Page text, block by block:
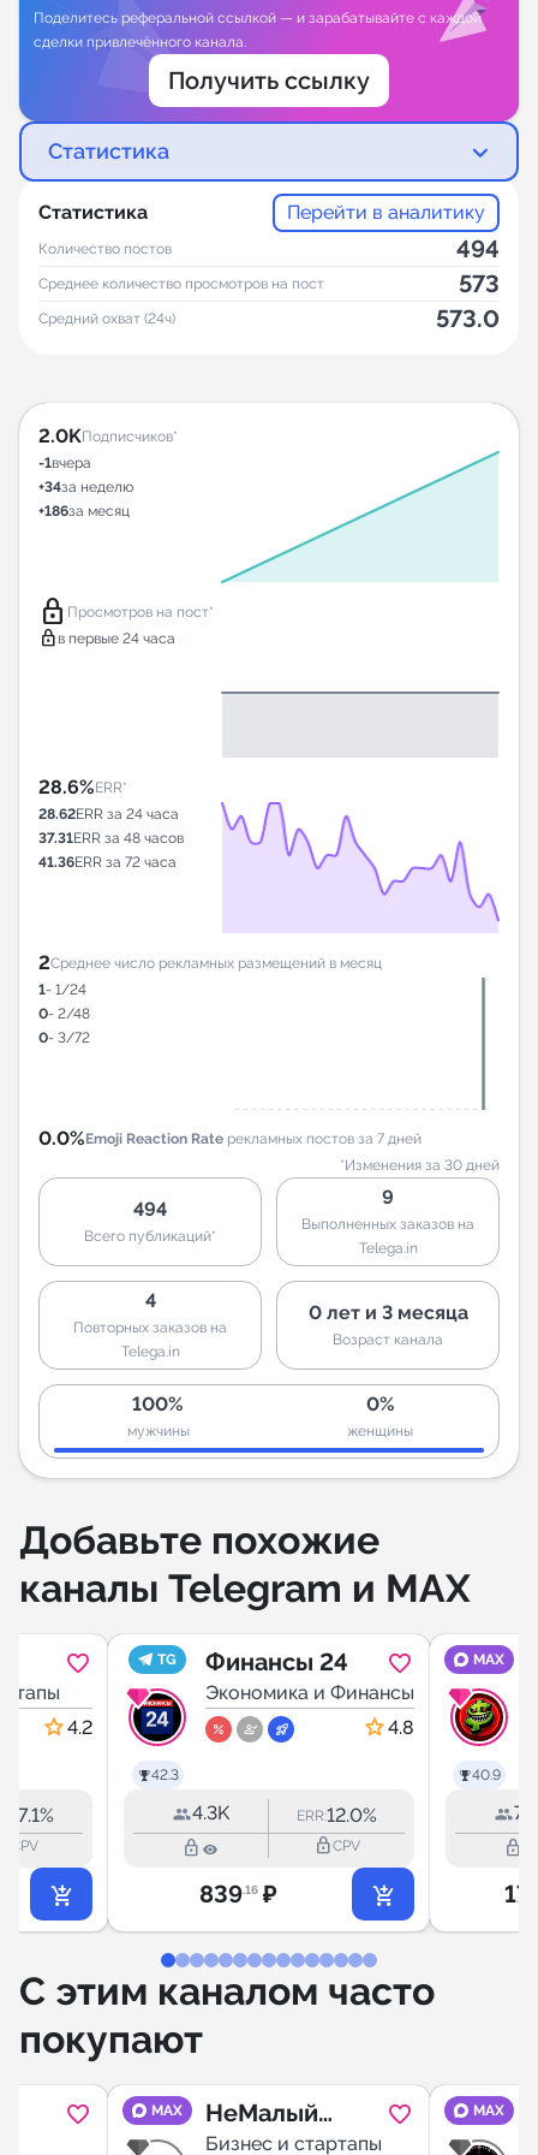
Поделитесь реферальной ссылкой — и зарабатывайте с каждой
сделки привлечённого канала.
Получить ссылку
Статистика
Статистика Перейти в аналитику
Количество постов 494
Среднее количество просмотров на пост 573
Средний охват (24ч) 573.0
2.0KПодписчиков*
-1вчера
+34за неделю
+186за месяц
lock Просмотров на пост*
lock в первые 24 часа
28.6%ERR*
28.62ERR за 24 часа
37.31ERR за 48 часов
41.36ERR за 72 часа
2Среднее число рекламных размещений в месяц
1- 1/24
0- 2/48
0- 3/72
0.0%Emoji Reaction Rate рекламных постов за 7 дней
*Изменения за 30 дней
494
Всего публикаций*
9
Выполненных заказов на
Telega.in
4
Повторных заказов на
Telega.in
0 лет и 3 месяца
Возраст канала
100%
мужчины
0%
женщины
Добавьте похожие
каналы Telegram и MAX
4.2
37.1%
CPV
TG
42.3
Финансы 24
Экономика и Финансы
4.8
4.3K ERR:12.0%
lock_outline lock_outlineCPV
839.16 ₽
MAX
40.9
lock_outline
17
С этим каналом часто
покупают
MAX
НеМалый
Бизнес |
Бизнес и стартапы
MAX